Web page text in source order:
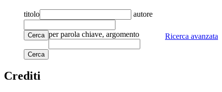
titolo autore
Cerca Ricerca avanzata
per parola chiave, argomento
Crediti